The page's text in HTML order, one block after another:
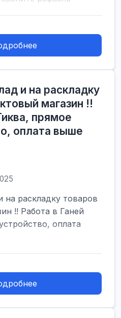
и на раскладку
магазин !!
прямое
оплата выше
на раскладку товаров
!! Работа в Ганей
оплата